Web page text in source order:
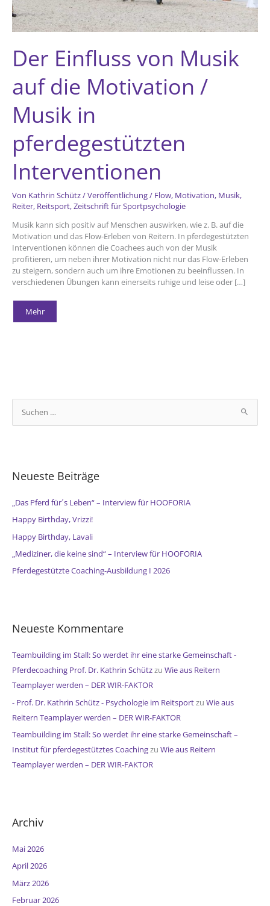
Der Einfluss von Musik
auf die Motivation /
Musik in
pferdegestützten
Interventionen
Von Kathrin Schütz/Veröffentlichung/ Flow, Motivation, Musik,
Reiter, Reitsport,Zeitschrift für Sportpsychologie
Musik kann sich positiv auf Menschen auswirken, wie z. B. auf die
Motivation und das Flow-Erleben von Reitern. In pferdegestützten
Interventionen können die Coachees auch von der Musik
profitieren, um neben ihrer Motivation nicht nur das Flow-Erleben
zu steigern, sondern auch um ihre Emotionen zu beeinflussen. In
verschiedenen Übungen kann einerseits ruhige und leise oder […]
Der
Einfluss
von
Mehr
n
c
h
:
Neueste Beiträge
„Das Pferd für´s Leben“ – Interview für HOOFORIA
Happy Birthday, Vrizzi!
Happy Birthday, Lavali
„Mediziner, die keine sind“ – Interview für HOOFORIA
Pferdegestützte Coaching-Ausbildung I 2026
Neueste Kommentare
Teambuilding im Stall: So werdet ihr eine starke Gemeinschaft -
Pferdecoaching Prof. Dr. Kathrin Schützzu Wie aus Reitern
Teamplayer werden – DER WIR-FAKTOR
- Prof. Dr. Kathrin Schütz - Psychologie im Reitsportzu Wie aus
Reitern Teamplayer werden – DER WIR-FAKTOR
Teambuilding im Stall: So werdet ihr eine starke Gemeinschaft –
Institut für pferdegestütztes Coachingzu Wie aus Reitern
Teamplayer werden – DER WIR-FAKTOR
Archiv
Mai 2026
April 2026
März 2026
Februar 2026